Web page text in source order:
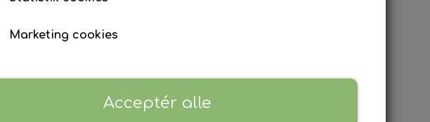
Marketing cookies
Acceptér alle